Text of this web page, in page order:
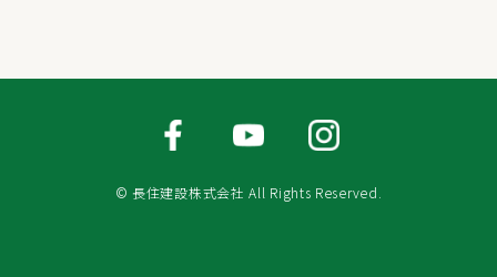
© 長住建設株式会社 All Rights Reserved.